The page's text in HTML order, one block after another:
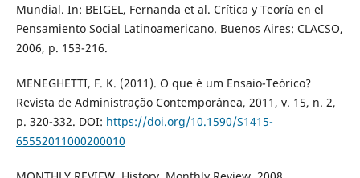
Mundial. In: BEIGEL, Fernanda et al. Crítica y Teoría en el
Pensamiento Social Latinoamericano. Buenos Aires: CLACSO,
2006, p. 153-216.
MENEGHETTI, F. K. (2011). O que é um Ensaio-Teórico?
Revista de Administração Contemporânea, 2011, v. 15, n. 2,
p. 320-332. DOI: https://doi.org/10.1590/S1415-
65552011000200010